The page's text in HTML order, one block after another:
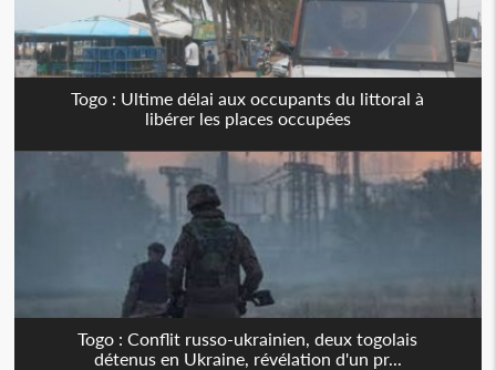
Togo : Ultime délai aux occupants du littoral à
libérer les places occupées
Togo : Conflit russo-ukrainien, deux togolais
détenus en Ukraine, révélation d'un pr...